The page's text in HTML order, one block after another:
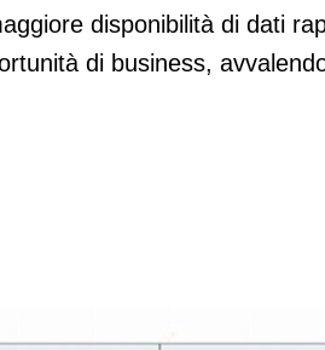
disponibilità di dati
di business,